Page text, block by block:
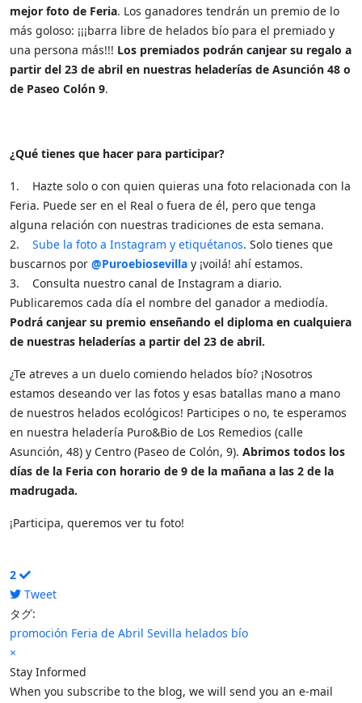
mejor foto de Feria. Los ganadores tendrán un premio de lo
más goloso: ¡¡¡barra libre de helados bío para el premiado y
una persona más!!! Los premiados podrán canjear su regalo a
partir del 23 de abril en nuestras heladerías de Asunción 48 o
de Paseo Colón 9.
¿Qué tienes que hacer para participar?
1. Hazte solo o con quien quieras una foto relacionada con la
Feria. Puede ser en el Real o fuera de él, pero que tenga
alguna relación con nuestras tradiciones de esta semana.
2. Sube la foto a Instagram y etiquétanos. Solo tienes que
buscarnos por @Puroebiosevilla y ¡voilá! ahí estamos.
3. Consulta nuestro canal de Instagram a diario.
Publicaremos cada día el nombre del ganador a mediodía.
Podrá canjear su premio enseñando el diploma en cualquiera
de nuestras heladerías a partir del 23 de abril.
¿Te atreves a un duelo comiendo helados bío? ¡Nosotros
estamos deseando ver las fotos y esas batallas mano a mano
de nuestros helados ecológicos! Participes o no, te esperamos
en nuestra heladería Puro&Bio de Los Remedios (calle
Asunción, 48) y Centro (Paseo de Colón, 9). Abrimos todos los
días de la Feria con horario de 9 de la mañana a las 2 de la
madrugada.
¡Participa, queremos ver tu foto!
2
Tweet
pinterest
タグ:
promoción Feria de Abril Sevilla helados bío
×
Stay Informed
When you subscribe to the blog, we will send you an e-mail